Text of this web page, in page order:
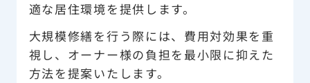
適な居住環境を提供します。
大規模修繕を行う際には、費用対効果を重
視し、オーナー様の負担を最小限に抑えた
方法を提案いたします。